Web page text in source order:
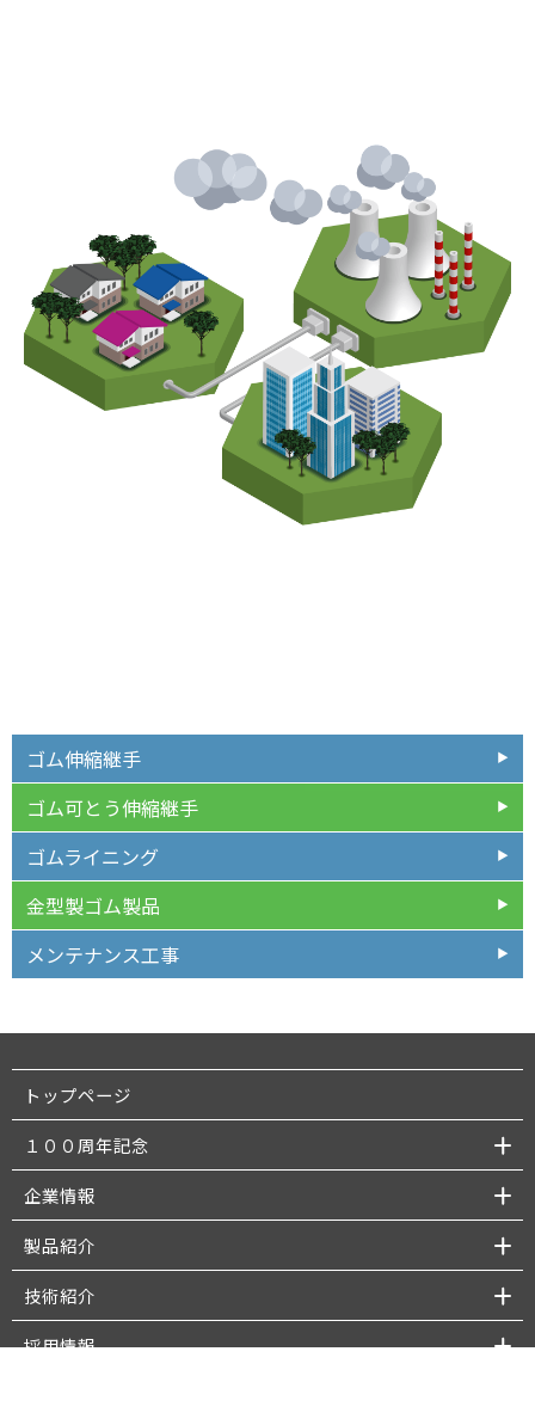
ゴム伸縮継手
ゴム可とう伸縮継手
ゴムライニング
金型製ゴム製品
メンテナンス工事
トップページ
１００周年記念
企業情報
製品紹介
技術紹介
採用情報